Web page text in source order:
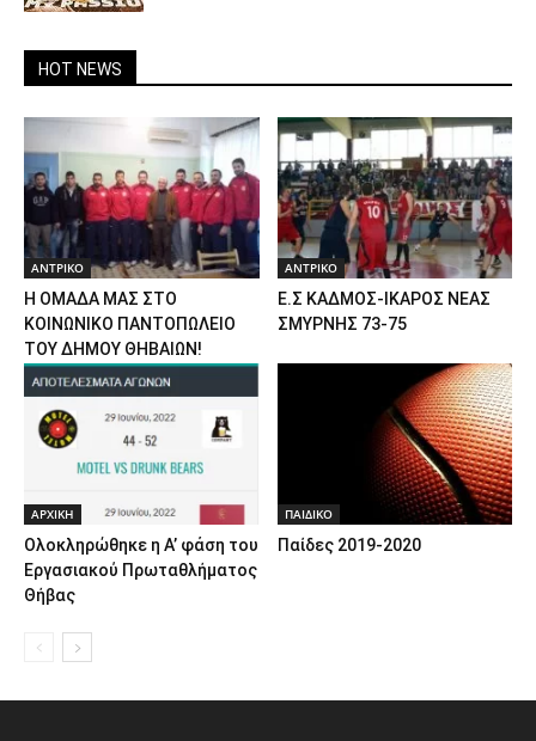
HOT NEWS
ΑΝTΡΙΚΟ
Η ΟΜΑΔΑ ΜΑΣ ΣΤΟ
ΚΟΙΝΩΝΙΚΟ ΠΑΝΤΟΠΩΛΕΙΟ
ΤΟΥ ΔΗΜΟΥ ΘΗΒΑΙΩΝ!
ΑΝTΡΙΚΟ
Ε.Σ ΚΑΔΜΟΣ-ΙΚΑΡΟΣ ΝΕΑΣ
ΣΜΥΡΝΗΣ 73-75
ΑΡΧΙΚΗ
Ολοκληρώθηκε η Α’ φάση του
Εργασιακού Πρωταθλήματος
Θήβας
ΠΑΙΔΙΚΟ
Παίδες 2019-2020